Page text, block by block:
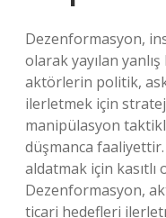
Dezenformasyon,
olarak yayılan
aktörlerin politik,
ilerletmek için
manipülasyon
düşmanca
aldatmak için kasıtlı
Dezenformasyon,
ticari hedefleri